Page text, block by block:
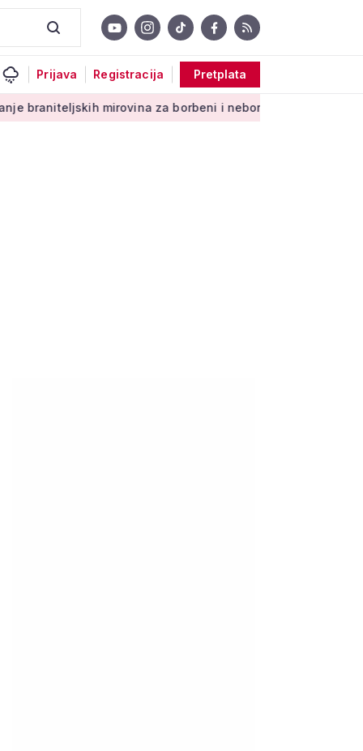
Prijava Registracija Pretplata
mirovina za borbeni i neborbeni sektor od početka 2027.